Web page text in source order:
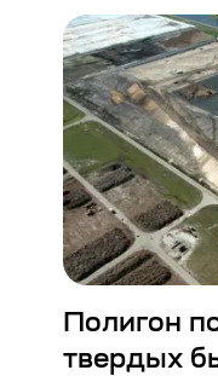
Полигон
твердых